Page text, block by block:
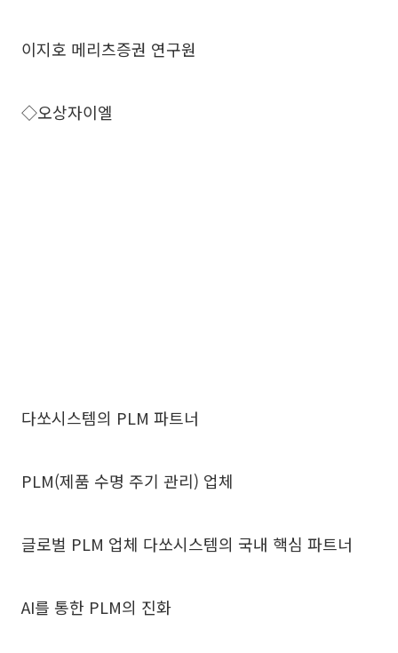
이지호 메리츠증권 연구원
◇오상자이엘
다쏘시스템의 PLM 파트너
PLM(제품 수명 주기 관리) 업체
글로벌 PLM 업체 다쏘시스템의 국내 핵심 파트너
AI를 통한 PLM의 진화